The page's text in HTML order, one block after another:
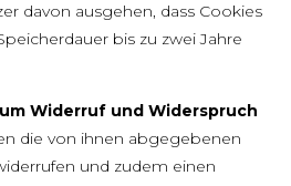
davon ausgehen, dass Cookies
bis zu zwei Jahre
Widerruf und Widerspruch
die von ihnen abgegebenen
und zudem einen